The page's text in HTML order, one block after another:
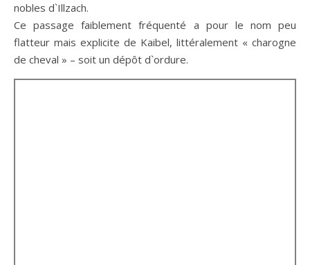
nobles d`Illzach.
Ce passage faiblement fréquenté a pour le nom peu
flatteur mais explicite de Kaibel, littéralement « charogne
de cheval » – soit un dépôt d`ordure.